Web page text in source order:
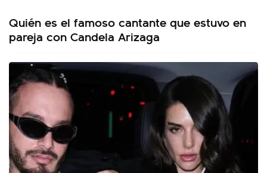
Quién es el famoso cantante que estuvo en
pareja con Candela Arizaga